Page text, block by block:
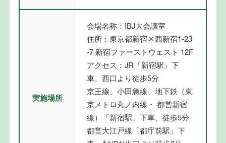
実施場所
会場名称：IBJ大会議室
住所：東京都新宿区西新宿1-23
-7 新宿ファーストウェスト 12F
アクセス：JR「新宿駅」下
車、西口より徒歩5分
京王線、小田急線、地下鉄（東
京メトロ丸ノ内線・ 都営新宿
線）「新宿駅」下車、徒歩5分
都営大江戸線「都庁前駅」下